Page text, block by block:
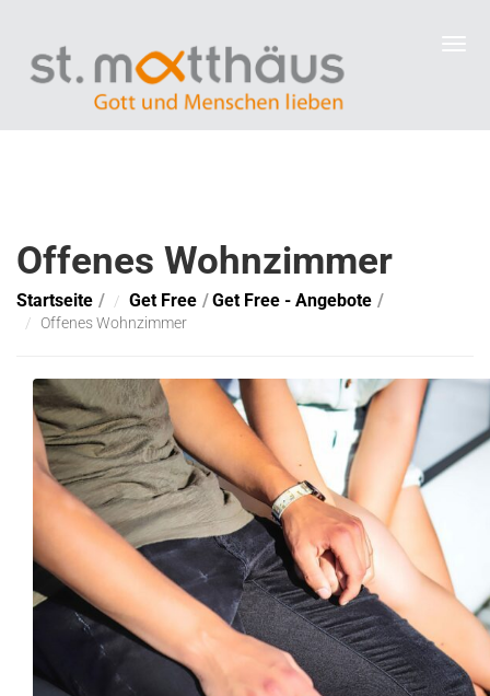
Offenes Wohnzimmer
Startseite Get Free Get Free - Angebote
Offenes Wohnzimmer